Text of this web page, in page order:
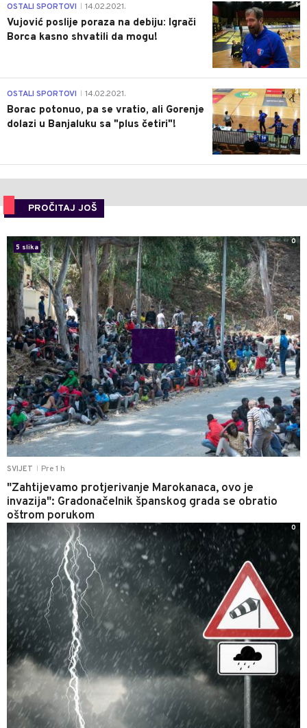
1
OSTALI SPORTOVI 14.02.2021.
Vujović poslije poraza na debiju: Igrači
Borca kasno shvatili da mogu!
3
OSTALI SPORTOVI 14.02.2021.
Borac potonuo, pa se vratio, ali Gorenje
dolazi u Banjaluku sa "plus četiri"!
PROČITAJ JOŠ
SVIJET Pre 1 h
"Zahtijevamo protjerivanje Marokanaca, ovo je
invazija": Gradonačelnik španskog grada se obratio
oštrom porukom
5 slika
0
0